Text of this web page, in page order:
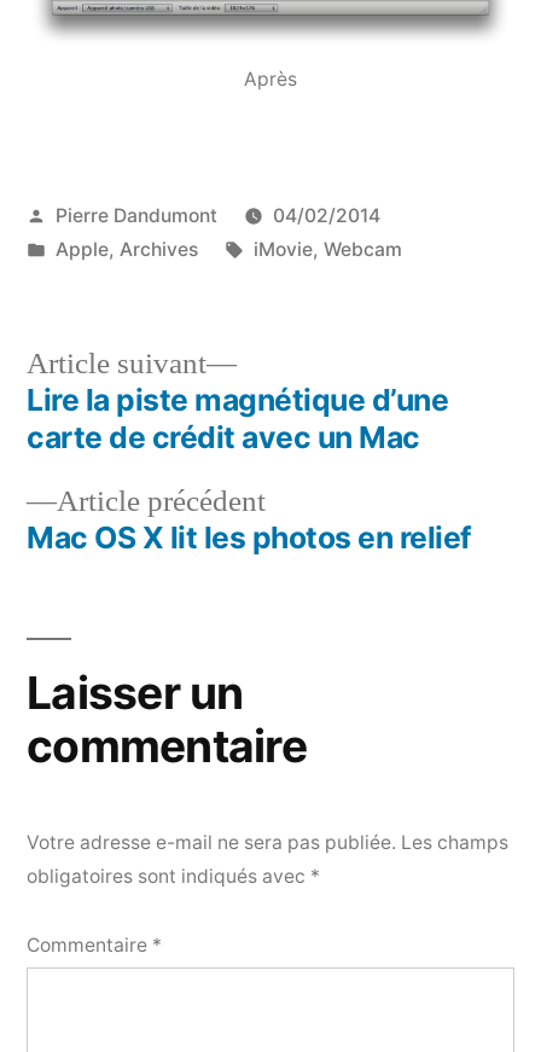
Après
Publié
par
Pierre Dandumont
04/02/2014
Publié
Apple, Archives Étiquettes :
iMovie, Webcam
Navigation
l’article
Article précédentArticle
précédent :
Mac OS X lit les photos en relief
Article suivant
Article
suivant :
Lire la piste magnétique d’une
carte de crédit avec un Mac
Laisser un
commentaire
Votre adresse e-mail ne sera pas publiée. Les champs
obligatoires sont indiqués avec *
Commentaire *